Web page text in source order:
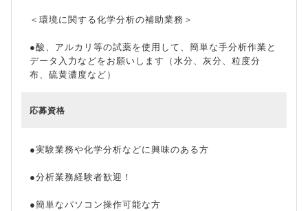
＜環境に関する化学分析の補助業務＞
●酸、アルカリ等の試薬を使用して、簡単な手分析作業と
データ入力などをお願いします（水分、灰分、粒度分
布、硫黄濃度など）
応募資格
●実験業務や化学分析などに興味のある方
●分析業務経験者歓迎！
●簡単なパソコン操作可能な方